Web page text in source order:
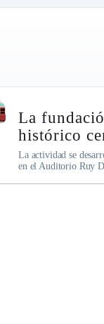
La obra
llegará a la
La puesta propone
humanos y las